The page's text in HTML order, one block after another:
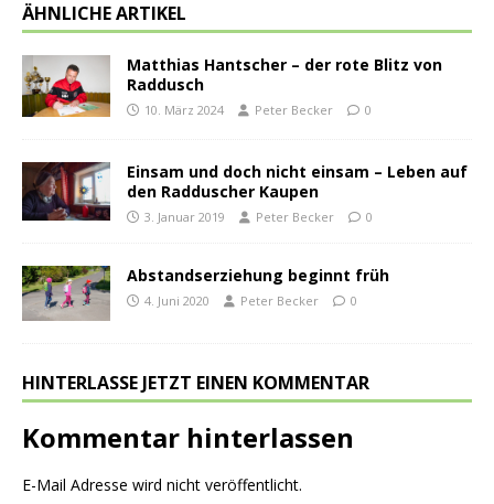
ÄHNLICHE ARTIKEL
Matthias Hantscher – der rote Blitz von
Raddusch
10. März 2024 Peter Becker 0
Einsam und doch nicht einsam – Leben auf
den Radduscher Kaupen
3. Januar 2019 Peter Becker 0
Abstandserziehung beginnt früh
4. Juni 2020 Peter Becker 0
HINTERLASSE JETZT EINEN KOMMENTAR
Kommentar hinterlassen
E-Mail Adresse wird nicht veröffentlicht.